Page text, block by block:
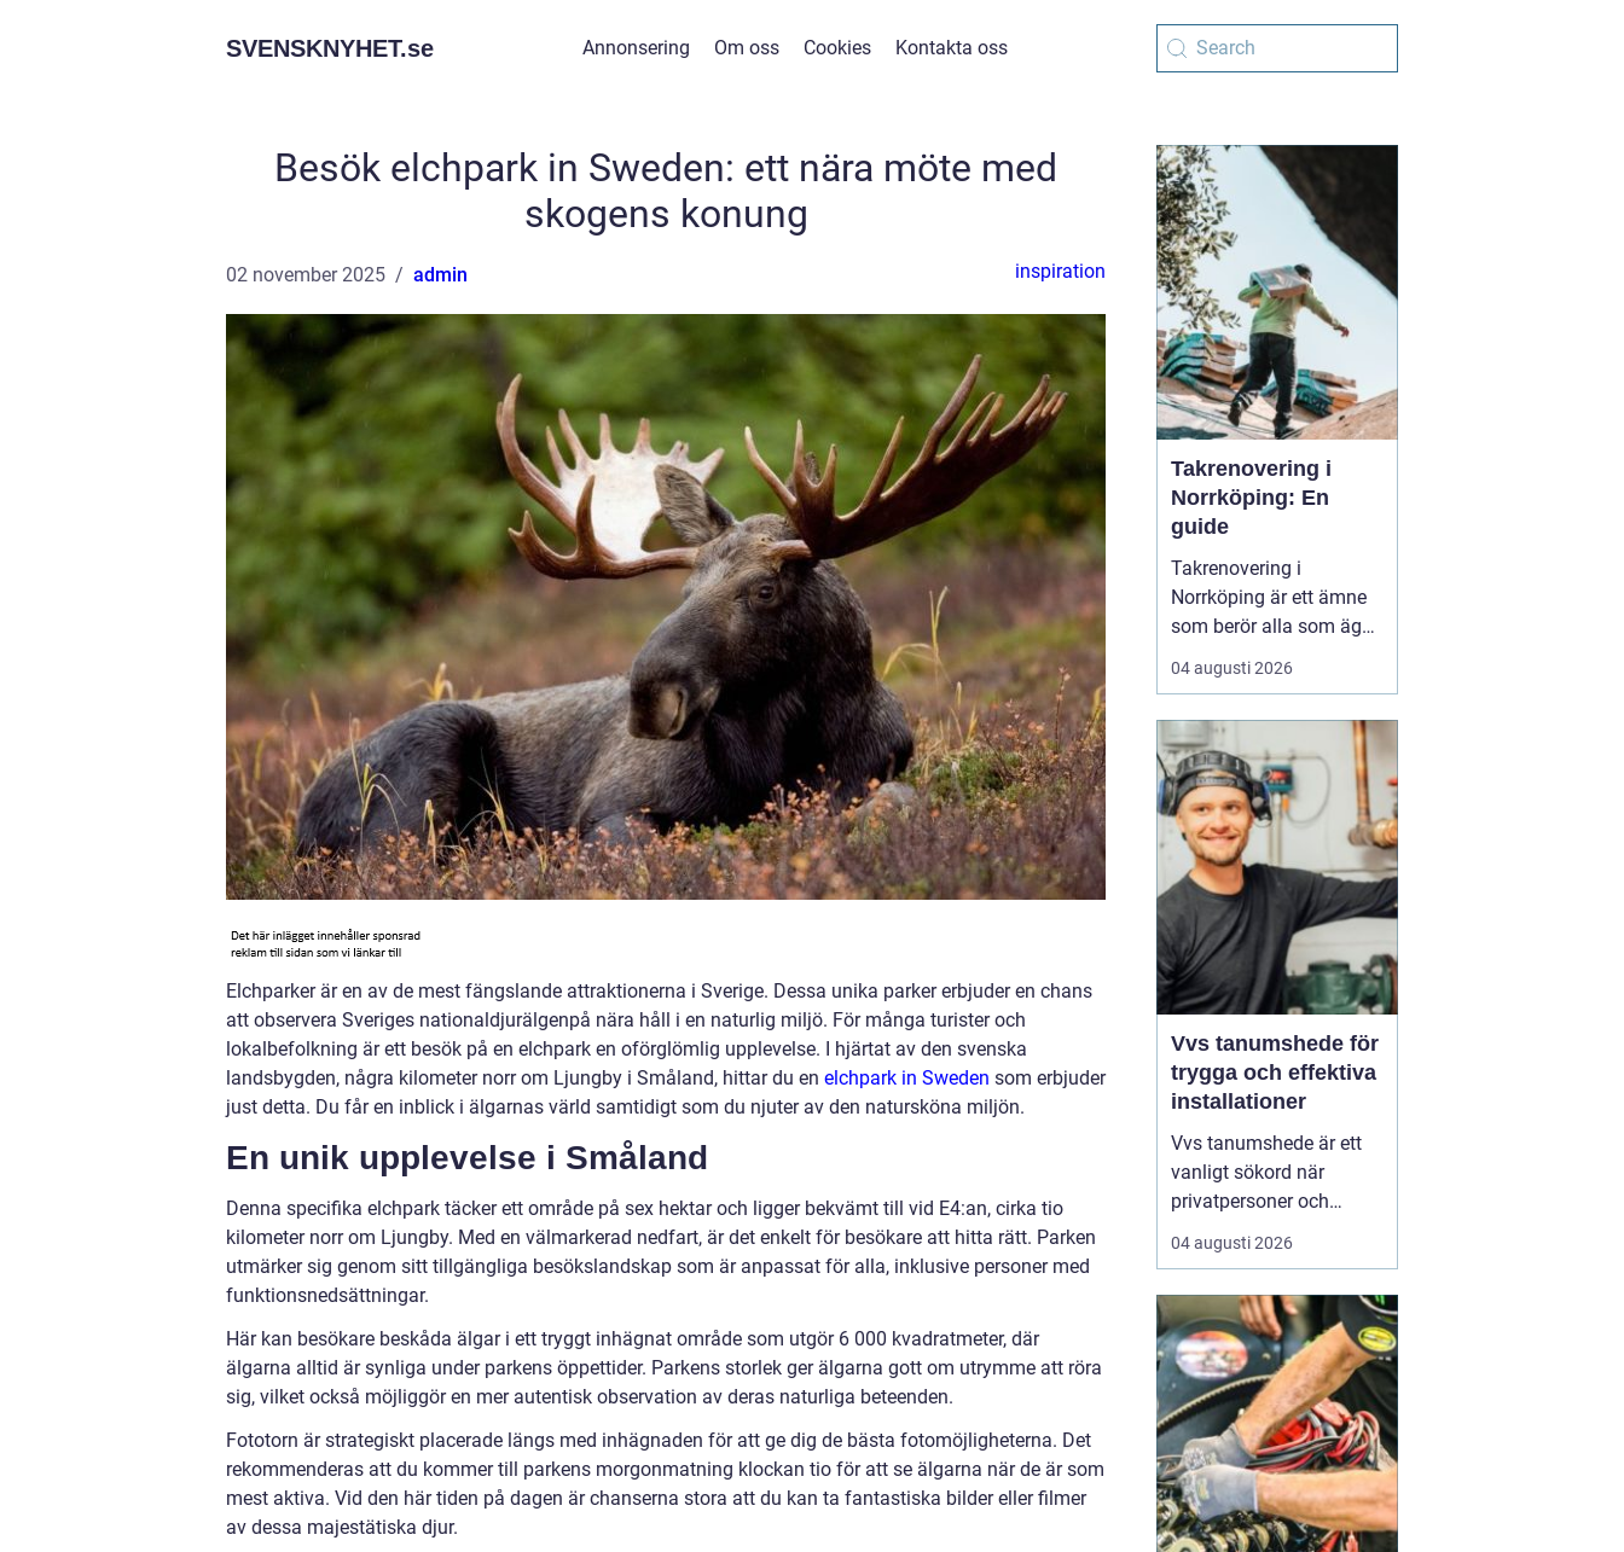
SVENSKNYHET.se Annonsering Om oss Cookies Kontakta oss
Besök elchpark in Sweden: ett nära möte med
skogens konung
02 november 2025 admin inspiration
Elchparker är en av de mest fängslande attraktionerna i Sverige. Dessa unika parker erbjuder en chans
att observera Sveriges nationaldjurälgenpå nära håll i en naturlig miljö. För många turister och
lokalbefolkning är ett besök på en elchpark en oförglömlig upplevelse. I hjärtat av den svenska
landsbygden, några kilometer norr om Ljungby i Småland, hittar du en elchpark in Sweden som erbjuder
just detta. Du får en inblick i älgarnas värld samtidigt som du njuter av den natursköna miljön.
En unik upplevelse i Småland
Denna specifika elchpark täcker ett område på sex hektar och ligger bekvämt till vid E4:an, cirka tio
kilometer norr om Ljungby. Med en välmarkerad nedfart, är det enkelt för besökare att hitta rätt. Parken
utmärker sig genom sitt tillgängliga besökslandskap som är anpassat för alla, inklusive personer med
funktionsnedsättningar.
Här kan besökare beskåda älgar i ett tryggt inhägnat område som utgör 6 000 kvadratmeter, där
älgarna alltid är synliga under parkens öppettider. Parkens storlek ger älgarna gott om utrymme att röra
sig, vilket också möjliggör en mer autentisk observation av deras naturliga beteenden.
Fototorn är strategiskt placerade längs med inhägnaden för att ge dig de bästa fotomöjligheterna. Det
rekommenderas att du kommer till parkens morgonmatning klockan tio för att se älgarna när de är som
mest aktiva. Vid den här tiden på dagen är chanserna stora att du kan ta fantastiska bilder eller filmer
av dessa majestätiska djur.
Takrenovering i
Norrköping: En
guide
Takrenovering i
Norrköping är ett ämne
som berör alla som äger
hus, radhus eller
flerfamiljshus i området.
viktigaste skydd mot
regn, snö och fukt, och
en i tid genomförd
renovering kan sp...
04 augusti 2026
Vvs tanumshede för
trygga och effektiva
installationer
Vvs tanumshede är ett
vanligt sökord när
privatpersoner och
företag behöver hjälp
med värme, vatten och
Många undrar vad som
skiljer en seriös vvs
partner från en tillfällig
lösning, hur en
installation bör gå till
och vilka...
04 augusti 2026